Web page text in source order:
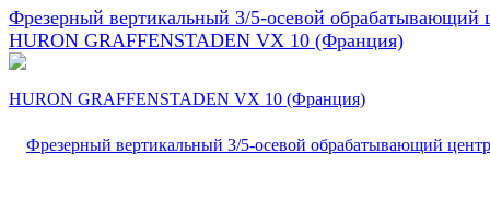
Фрезерный вертикальный 3/5-осевой обрабатывающий
HURON GRAFFENSTADEN VX 10 (Франция)